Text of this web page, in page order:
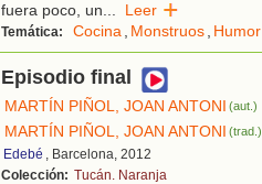
fuera poco, un... Leer
Temática: Cocina, Monstruos, Humor
Episodio final
MARTÍN PIÑOL, JOAN ANTONI (aut.)
MARTÍN PIÑOL, JOAN ANTONI (trad.)
Edebé , Barcelona, 2012
Colección: Tucán. Naranja